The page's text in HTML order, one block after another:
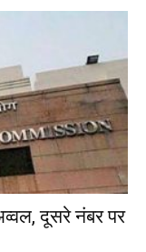
दूसरे नंबर पर